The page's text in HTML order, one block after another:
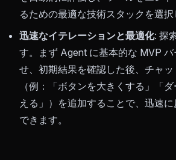
るための最適な技術スタックを選択
迅速なイテレーションと最適化: 探
す。まず Agent に基本的な MVP バ
せ、初期結果を確認した後、チャ
（例：「ボタンを大きくする」「
える」）を追加することで、迅速
できます。